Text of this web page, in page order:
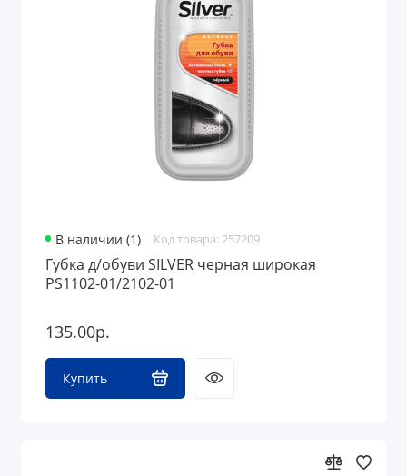
Средства гигиены
Стирка и глажка
Уход за одеждой и обувью
В наличии (1) Код товара: 257209
Губка д/обуви SILVER черная широкая
PS1102-01/2102-01
135.00р.
Купить